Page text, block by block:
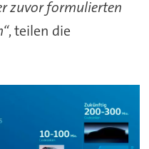
zuvor formulierten
, teilen die